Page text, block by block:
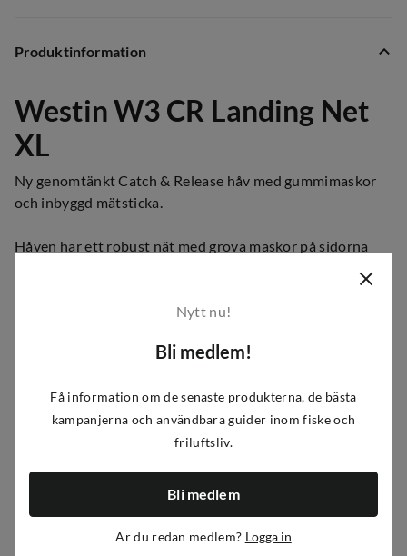
Produktinformation
Westin W3 CR Landing Net
XL
Ny genomtänkt Catch & Release håv med gummimaskor
och inbyggd mätsticka.
Håven har ett robust nät med grova maskor på sidorna
ett snöre som håller nätet på plats, så att det inte fastnar i
Finns i två storlekar, Large och X-Large.
Mått: 70x85x80cm.
Skaftet är 120cm.
Nytt nu!
Bli medlem!
Få information om de senaste produkterna, de bästa
kampanjerna och användbara guider inom fiske och
friluftsliv.
Bli medlem
Är du redan medlem? Logga in